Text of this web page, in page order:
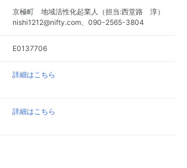
京極町 地域活性化起業人（担当:西堂路 淳）
nishi1212@nifty.com、090-2565-3804
E0137706
詳細はこちら
詳細はこちら